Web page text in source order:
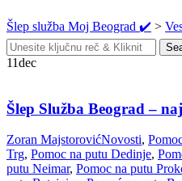
Šlep služba Moj Beograd ✔️ >
Search
for:
11dec
Šlep Služba Beograd –
Zoran MajstorovićNovosti,
Trg, Pomoc na putu Dedinje,
putu Neimar, Pomoc na putu